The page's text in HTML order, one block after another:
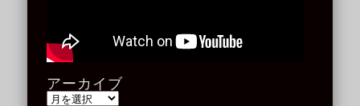
アーカイブ
ア